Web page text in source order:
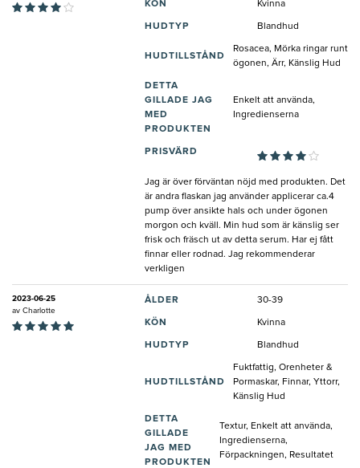
KÖN Kvinna
HUDTYP Blandhud
HUDTILLSTÅND
Rosacea, Mörka ringar runt
ögonen, Ärr, Känslig Hud
DETTA
GILLADE JAG
MED
PRODUKTEN
Enkelt att använda,
Ingredienserna
PRISVÄRD
Jag är över förväntan nöjd med produkten. Det
är andra flaskan jag använder applicerar ca.4
pump över ansikte hals och under ögonen
morgon och kväll. Min hud som är känslig ser
frisk och fräsch ut av detta serum. Har ej fått
finnar eller rodnad. Jag rekommenderar
verkligen
2023-06-25
av Charlotte
ÅLDER 30-39
KÖN Kvinna
HUDTYP Blandhud
HUDTILLSTÅND
Fuktfattig, Orenheter &
Pormaskar, Finnar, Yttorr,
Känslig Hud
DETTA
GILLADE
JAG MED
PRODUKTEN
Textur, Enkelt att använda,
Ingredienserna,
Förpackningen, Resultatet